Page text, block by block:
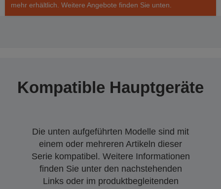
mehr erhältlich. Weitere Angebote finden Sie unten.
Kompatible Hauptgeräte
Die unten aufgeführten Modelle sind mit
einem oder mehreren Artikeln dieser
Serie kompatibel. Weitere Informationen
finden Sie unter den nachstehenden
Links oder im produktbegleitenden